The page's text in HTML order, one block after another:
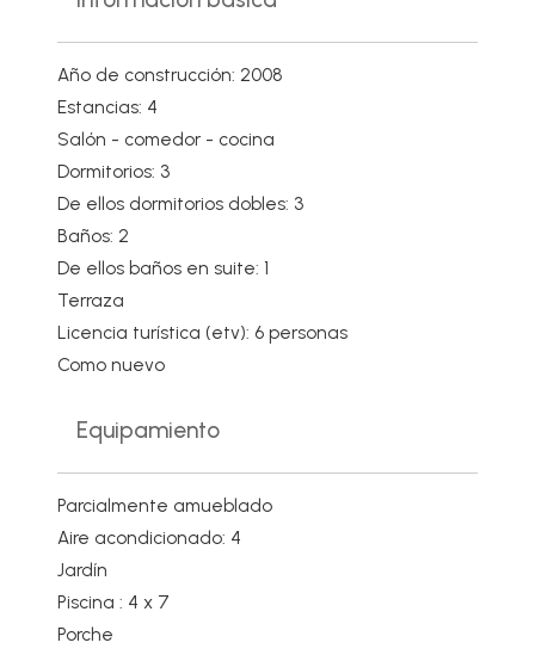
Año de construcción: 2008
Estancias: 4
Salón - comedor - cocina
Dormitorios: 3
De ellos dormitorios dobles: 3
Baños: 2
De ellos baños en suite: 1
Terraza
Licencia turística (etv): 6 personas
Como nuevo
Equipamiento
Parcialmente amueblado
Aire acondicionado: 4
Jardín
Piscina : 4 x 7
Porche